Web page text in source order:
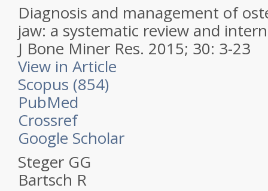
Diagnosis and management of
jaw: a systematic review and
J Bone Miner Res. 2015; 30: 3-23
View in Article
Scopus (854)
PubMed
Crossref
Google Scholar
Steger GG
Bartsch R